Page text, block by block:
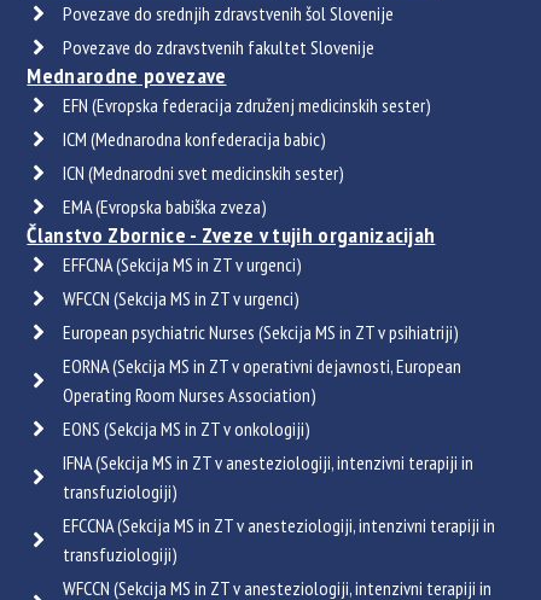
Povezave do srednjih zdravstvenih šol Slovenije
Povezave do zdravstvenih fakultet Slovenije
Mednarodne povezave
EFN (Evropska federacija združenj medicinskih sester)
ICM (Mednarodna konfederacija babic)
ICN (Mednarodni svet medicinskih sester)
EMA (Evropska babiška zveza)
Članstvo Zbornice - Zveze v tujih organizacijah
EFFCNA (Sekcija MS in ZT v urgenci)
WFCCN (Sekcija MS in ZT v urgenci)
European psychiatric Nurses (Sekcija MS in ZT v psihiatriji)
EORNA (Sekcija MS in ZT v operativni dejavnosti, European
Operating Room Nurses Association)
EONS (Sekcija MS in ZT v onkologiji)
IFNA (Sekcija MS in ZT v anesteziologiji, intenzivni terapiji in
transfuziologiji)
EFCCNA (Sekcija MS in ZT v anesteziologiji, intenzivni terapiji in
transfuziologiji)
WFCCN (Sekcija MS in ZT v anesteziologiji, intenzivni terapiji in